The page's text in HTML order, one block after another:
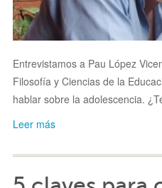
Entrevistamos a Pau López
Filosofía y Ciencias de la
hablar sobre la adolescencia.
Leer más